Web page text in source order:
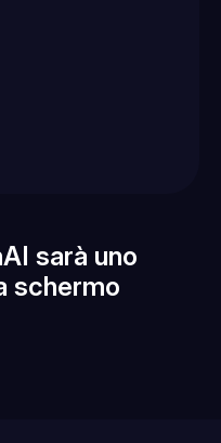
sarà uno
schermo